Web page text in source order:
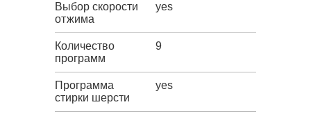
Выбор скорости
отжима
yes
Количество
программ
9
Программа
стирки шерсти
yes